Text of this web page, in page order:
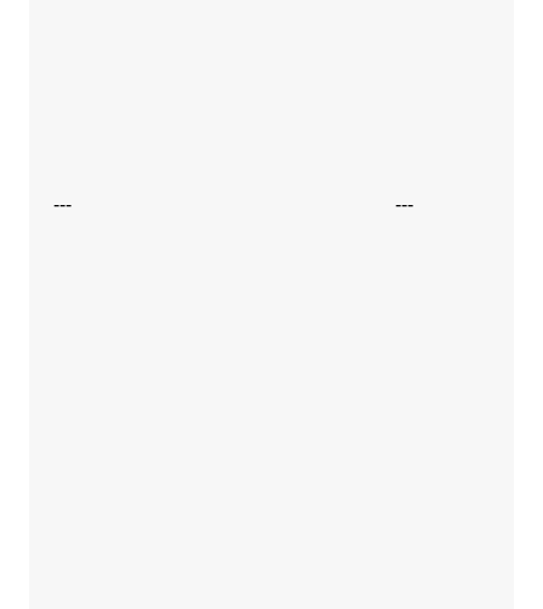
--- ---